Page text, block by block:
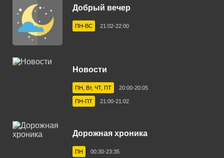
Великий Новгород 105.7 FM
Владивосток 89.4 FM
Владимир 101.8 FM
Волгоград 103.6 FM
Вологда 101.0 FM
Волхов 102.2 FM
Добрый вечер
ПН-ВС 21:02-22:00
Новости
ПН, Вт, ЧТ, ПТ 20:00-20:05
ПН-ПТ 21:00-21:02
Дорожная хроника
ПН 00:30-23:35